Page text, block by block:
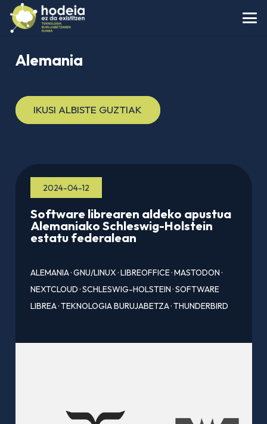
Alemania
IKUSI ALBISTE GUZTIAK
2024-04-12
Software librearen aldeko apustua
Alemaniako Schleswig-Holstein
estatu federalean
ALEMANIA·GNU/LINUX·LIBREOFFICE·MASTODON·
NEXTCLOUD·SCHLESWIG-HOLSTEIN·SOFTWARE
LIBREA·TEKNOLOGIA BURUJABETZA·THUNDERBIRD